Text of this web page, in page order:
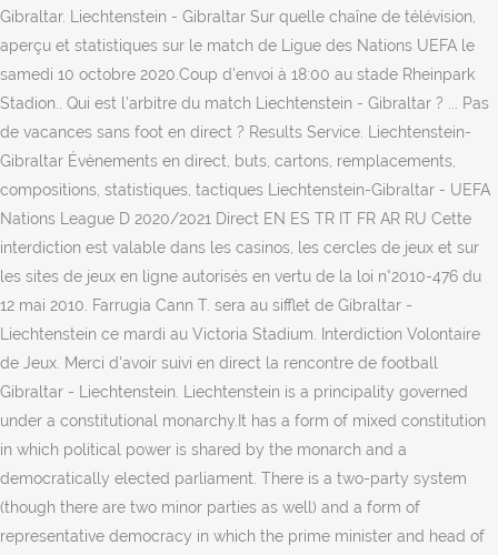
Gibraltar. Liechtenstein - Gibraltar Sur quelle chaîne de télévision,
aperçu et statistiques sur le match de Ligue des Nations UEFA le
samedi 10 octobre 2020.Coup d'envoi à 18:00 au stade Rheinpark
Stadion.. Qui est l’arbitre du match Liechtenstein - Gibraltar ? ... Pas
de vacances sans foot en direct ? Results Service. Liechtenstein-
Gibraltar Évènements en direct, buts, cartons, remplacements,
compositions, statistiques, tactiques Liechtenstein-Gibraltar - UEFA
Nations League D 2020/2021 Direct EN ES TR IT FR AR RU Cette
interdiction est valable dans les casinos, les cercles de jeux et sur
les sites de jeux en ligne autorisés en vertu de la loi n°2010-476 du
12 mai 2010. Farrugia Cann T. sera au sifflet de Gibraltar -
Liechtenstein ce mardi au Victoria Stadium. Interdiction Volontaire
de Jeux. Merci d'avoir suivi en direct la rencontre de football
Gibraltar - Liechtenstein. Liechtenstein is a principality governed
under a constitutional monarchy.It has a form of mixed constitution
in which political power is shared by the monarch and a
democratically elected parliament. There is a two-party system
(though there are two minor parties as well) and a form of
representative democracy in which the prime minister and head of